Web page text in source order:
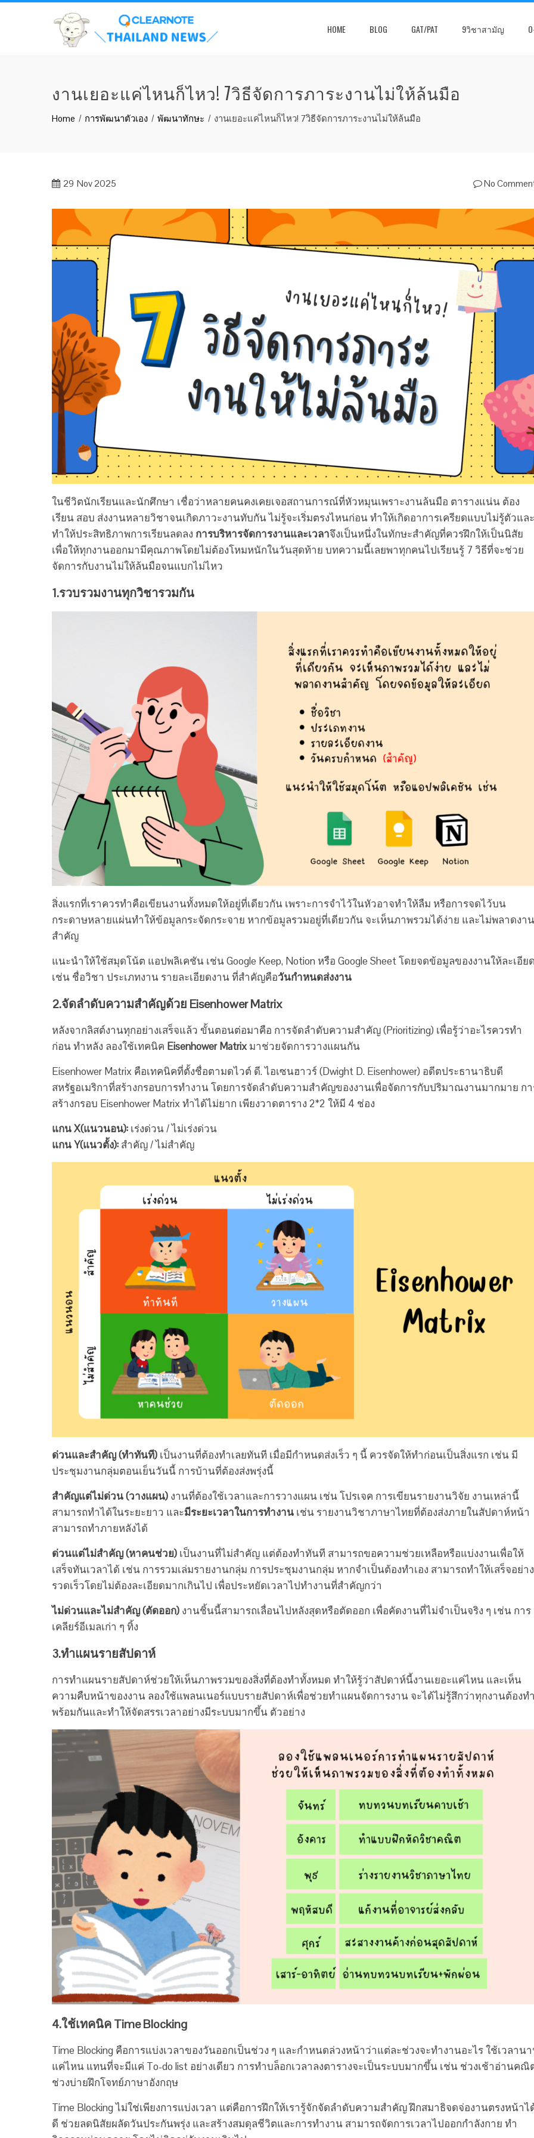
HOME BLOG GAT/PAT 9วิชาสามัญ
งานเยอะแค่ไหนก็ไหว! 7วิธีจัดการภาระงานไม่ให้ล้นมือ
Home การพัฒนาตัวเอง พัฒนาทักษะ งานเยอะแค่ไหนก็ไหว! 7วิธีจัดการภาระงานไม่ให้ล้นมือ
29 Nov 2025 No
ในชีวิตนักเรียนและนักศึกษา เชื่อว่าหลายคนคงเคยเจอสถานการณ์ที่หัวหมุนเพราะงานล้นมือ ตารางแน่น ต้อง
เรียน สอบ ส่งงานหลายวิชาจนเกิดภาวะงานทับกัน ไม่รู้จะเริ่มตรงไหนก่อน ทำให้เกิดอาการเครียดแบบไม่รู้ตัวและ
ทำให้ประสิทธิภาพการเรียนลดลง การบริหารจัดการงานและเวลาจึงเป็นหนึ่งในทักษะสำคัญที่ควรฝึกให้เป็นนิสัย
เพื่อให้ทุกงานออกมามีคุณภาพโดยไม่ต้องโหมหนักในวันสุดท้าย บทความนี้เลยพาทุกคนไปเรียนรู้ 7 วิธีที่จะช่วย
จัดการกับงานไม่ให้ล้นมือจนแบกไม่ไหว
1.รวบรวมงานทุกวิชารวมกัน
สิ่งแรกที่เราควรทำคือเขียนงานทั้งหมดให้อยู่ที่เดียวกัน เพราะการจำไว้ในหัวอาจทำให้ลืม หรือการจดไว้บน
กระดาษหลายแผ่นทำให้ข้อมูลกระจัดกระจาย หากข้อมูลรวมอยู่ที่เดียวกัน จะเห็นภาพรวมได้ง่าย และไม่พลาดงาน
สำคัญ
แนะนำให้ใช้สมุดโน้ต แอปพลิเคชัน เช่น Google Keep, Notion หรือ Google Sheet โดยจดข้อมูลของงานให้ละเอีย
เช่น ชื่อวิชา ประเภทงาน รายละเอียดงาน ที่สำคัญคือวันกำหนดส่งงาน
2.จัดลำดับความสำคัญด้วย Eisenhower Matrix
หลังจากลิสต์งานทุกอย่างเสร็จแล้ว ขั้นตอนต่อมาคือ การจัดลำดับความสำคัญ (Prioritizing) เพื่อรู้ว่าอะไรควรทำ
ก่อน ทำหลัง ลองใช้เทคนิค Eisenhower Matrixมาช่วยจัดการวางแผนกัน
Eisenhower Matrix คือเทคนิคที่ตั้งชื่อตามดไวต์ ดี. ไอเซนฮาวร์ (Dwight D. Eisenhower) อดีตประธานาธิบดี
สหรัฐอเมริกาที่สร้างกรอบการทำงาน โดยการจัดลำดับความสำคัญของงานเพื่อจัดการกับปริมาณงานมากมาย ก
สร้างกรอบ Eisenhower Matrix ทำได้ไม่ยาก เพียงวาดตาราง 2*2 ให้มี 4 ช่อง
แกน X(แนวนอน): เร่งด่วน / ไม่เร่งด่วน
แกน Y(แนวตั้ง): สำคัญ / ไม่สำคัญ
ด่วนและสำคัญ (ทำทันที) เป็นงานที่ต้องทำเลยทันที เมื่อมีกำหนดส่งเร็ว ๆ นี้ ควรจัดให้ทำก่อนเป็นสิ่งแรก เช่น มี
ประชุมงานกลุ่มตอนเย็นวันนี้ การบ้านที่ต้องส่งพรุ่งนี้
สำคัญแต่ไม่ด่วน (วางแผน) งานที่ต้องใช้เวลาและการวางแผน เช่น โปรเจค การเขียนรายงานวิจัย งานเหล่านี้
สามารถทำได้ในระยะยาว และมีระยะเวลาในการทำงาน เช่น รายงานวิชาภาษาไทยที่ต้องส่งภายในสัปดาห์หน้า
สามารถทำภายหลังได้
ด่วนแต่ไม่สำคัญ (หาคนช่วย) เป็นงานที่ไม่สำคัญ แต่ต้องทำทันที สามารถขอความช่วยเหลือหรือแบ่งงานเพื่อให้
เสร็จทันเวลาได้ เช่น การรวมเล่มรายงานกลุ่ม การประชุมงานกลุ่ม หากจำเป็นต้องทำเอง สามารถทำให้เสร็จอย่าง
รวดเร็วโดยไม่ต้องละเอียดมากเกินไป เพื่อประหยัดเวลาไปทำงานที่สำคัญกว่า
ไม่ด่วนและไม่สำคัญ (ตัดออก) งานชิ้นนี้สามารถเลื่อนไปหลังสุดหรือตัดออก เพื่อคัดงานที่ไม่จำเป็นจริง ๆ เช่น การ
เคลียร์อีเมลเก่า ๆ ทิ้ง
3.ทำแผนรายสัปดาห์
การทำแผนรายสัปดาห์ช่วยให้เห็นภาพรวมของสิ่งที่ต้องทำทั้งหมด ทำให้รู้ว่าสัปดาห์นี้งานเยอะแค่ไหน และเห็น
ความคืบหน้าของงาน ลองใช้แพลนเนอร์แบบรายสัปดาห์เพื่อช่วยทำแผนจัดการงาน จะได้ไม่รู้สึกว่าทุกงานต้องท
พร้อมกันและทำให้จัดสรรเวลาอย่างมีระบบมากขึ้น ตัวอย่าง
4.ใช้เทคนิค Time Blocking
Time Blocking คือการแบ่งเวลาของวันออกเป็นช่วง ๆ และกำหนดล่วงหน้าว่าแต่ละช่วงจะทำงานอะไร ใช้เวลาน
แค่ไหน แทนที่จะมีแค่ To-do list อย่างเดียว การทำบล็อกเวลาลงตารางจะเป็นระบบมากขึ้น เช่น ช่วงเช้าอ่านคณิ
ช่วงบ่ายฝึกโจทย์ภาษาอังกฤษ
Time Blocking ไม่ใช่เพียงการแบ่งเวลา แต่คือการฝึกให้เรารู้จักจัดลำดับความสำคัญ ฝึกสมาธิจดจ่องานตรงหน้าไ
ดี ช่วยลดนิสัยผลัดวันประกันพรุ่ง และสร้างสมดุลชีวิตและการทำงาน สามารถจัดการเวลาไปออกกำลังกาย ทำ